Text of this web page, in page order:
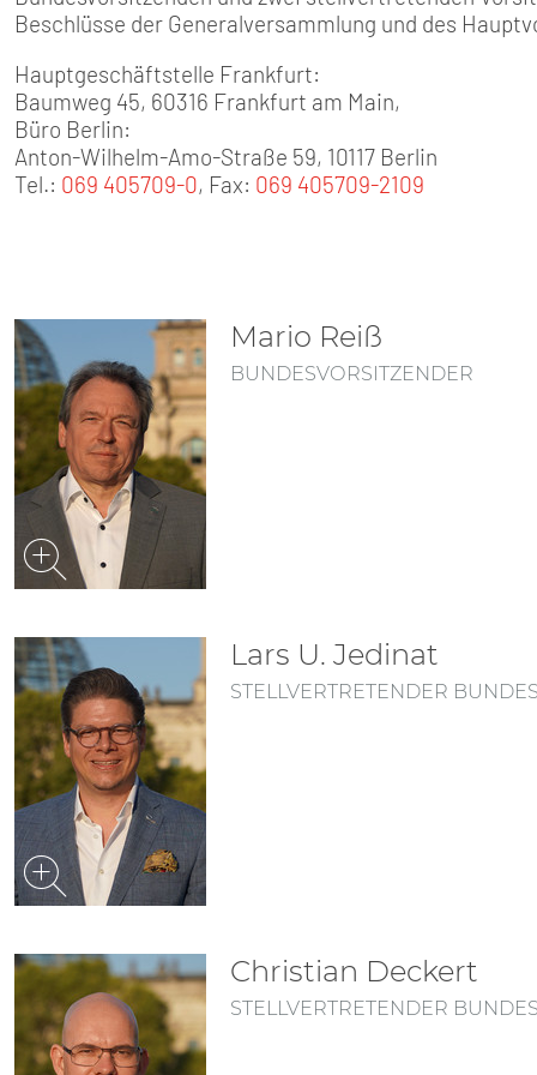
TARIF
SERVICE
Beschlüsse der Generalversammlung und des
Hauptgeschäftstelle Frankfurt:
Baumweg 45, 60316 Frankfurt am Main,
Büro Berlin:
Anton-Wilhelm-Amo-Straße 59, 10117 Berlin
Tel.: 069 405709-0, Fax: 069 405709-2109
Mario Reiß
BUNDESVORSITZENDER
Lars U. Jedinat
STELLVERTRETENDER
Christian Deckert
STELLVERTRETENDER